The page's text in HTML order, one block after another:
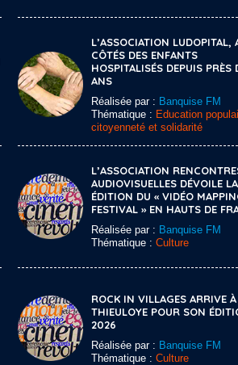
L’ASSOCIATION LUDOPITAL,
CÔTÉS DES ENFANTS
HOSPITALISÉS DEPUIS PRÈS
ANS
Réalisée par : Banquise FM
Thématique : Education
citoyenneté et solidarité
L’ASSOCIATION
AUDIOVISUELLES DÉVOILE
ÉDITION DU « VIDÉO
FESTIVAL » EN HAUTS DE
Réalisée par : Banquise FM
Thématique : Culture
ROCK IN VILLAGES ARRIVE À
THIEULOYE POUR SON
2026
Réalisée par : Banquise FM
Thématique : Culture